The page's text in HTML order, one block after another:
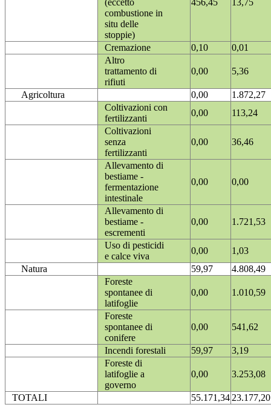
(eccetto
combustione in
situ delle
stoppie)
456,45 13,75
Cremazione 0,10
0,01
Altro
trattamento di
rifiuti
0,00 5,36
Agricoltura 0,00
1.872,27
Coltivazioni con
fertilizzanti
0,00
113,24
Coltivazioni
senza
fertilizzanti
0,00 36,46
Allevamento di
bestiame -
fermentazione
intestinale
0,00 0,00
Allevamento di
bestiame -
escrementi
0,00 1.721,53
Uso di pesticidi
e calce viva
0,00
1,03
Natura
59,97
4.808,49
Foreste
spontanee di
latifoglie
0,00 1.010,59
Foreste
spontanee di
conifere
0,00 541,62
Incendi forestali 59,97
3,19
Foreste di
latifoglie a
governo
0,00 3.253,08
TOTALI 55.171,3423.177,20